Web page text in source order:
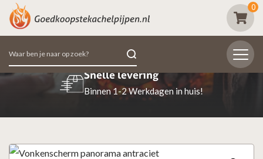
0
Zoeken
naar:
Snelle levering
Binnen 1-2 Werkdagen in huis!